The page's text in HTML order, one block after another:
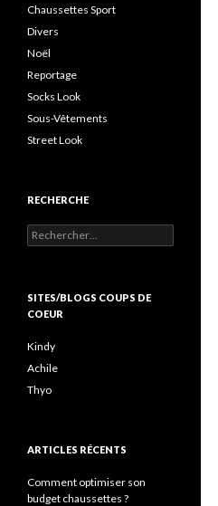
Chaussettes Sport
Divers
Noël
Reportage
Socks Look
Sous-Vêtements
Street Look
RECHERCHE
Rechercher :
SITES/BLOGS COUPS DE
COEUR
Kindy
Achile
Thyo
ARTICLES RÉCENTS
Comment optimiser son
budget chaussettes ?